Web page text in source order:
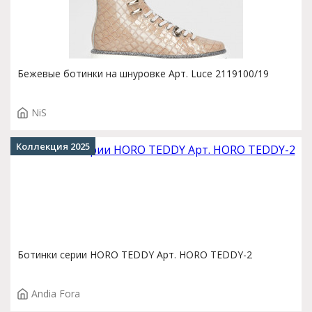
Бежевые ботинки на шнуровке Арт. Luce 2119100/19
NiS
Ботинки серии HORO TEDDY Арт. HORO TEDDY-2
Andia Fora
Коллекция 2025